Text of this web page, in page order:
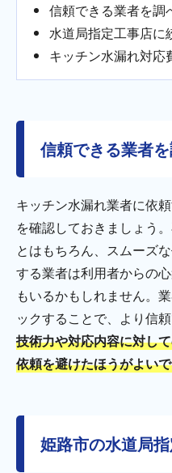
信頼できる業者を調
水道局指定工事店に
キッチン水漏れ対応
信頼できる業者
キッチン水漏れ業者に依
を確認しておきましょう
とはもちろん、スムーズ
する業者は利用者からの
もいるかもしれません。
ックすることで、より信
技術力や対応内容に対し
依頼を避けたほうがよい
姫路市の水道局